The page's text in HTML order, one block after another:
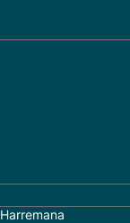
Harremana